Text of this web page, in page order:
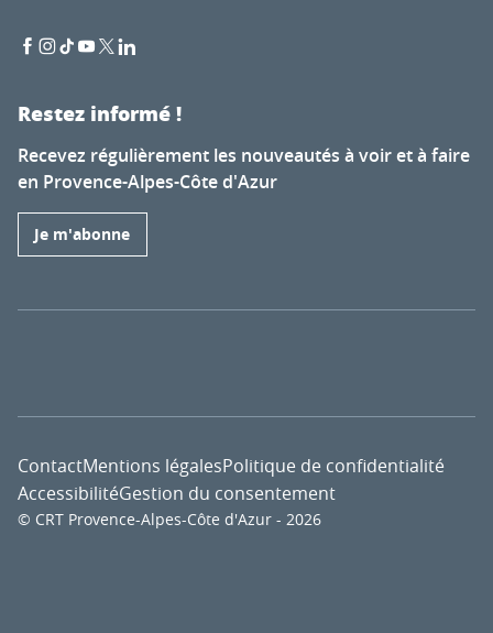
Restez informé !
Recevez régulièrement les nouveautés à voir et à faire
en Provence-Alpes-Côte d'Azur
Je m'abonne
© CRT Provence-Alpes-Côte d'Azur - 2026
ContactMentions légalesPolitique de confidentialité
AccessibilitéGestion du consentement